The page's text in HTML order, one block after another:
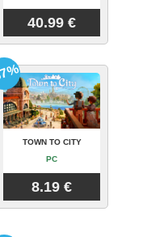
40.99 €
TOWN TO CITY
PC
8.19 €